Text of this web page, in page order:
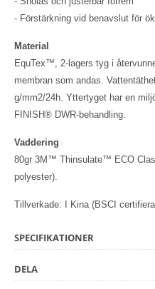
- Förstärkning vid benavslut för
Material
EquTex™, 2-lagers tyg i
membran som andas.
g/mm2/24h. Yttertyget har en
FINISH® DWR-behandling.
Vaddering
80gr 3M™ Thinsulate™ ECO
polyester).
Tillverkade: I Kina (BSCI
SPECIFIKATIONER
DELA